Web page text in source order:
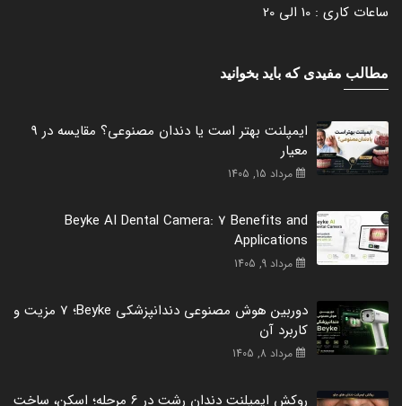
ساعات کاری : 10 الی 20
مطالب مفیدی که باید بخوانید
ایمپلنت بهتر است یا دندان مصنوعی؟ مقایسه در 9
معیار
مرداد 15, 1405
Beyke AI Dental Camera: 7 Benefits and
Applications
مرداد 9, 1405
دوربین هوش مصنوعی دندانپزشکی Beyke؛ 7 مزیت و
کاربرد آن
مرداد 8, 1405
روکش ایمپلنت دندان رشت در 6 مرحله؛ اسکن، ساخت